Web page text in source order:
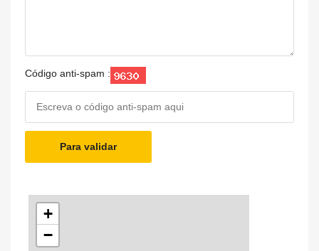
Código anti-spam :
Para validar
+
−